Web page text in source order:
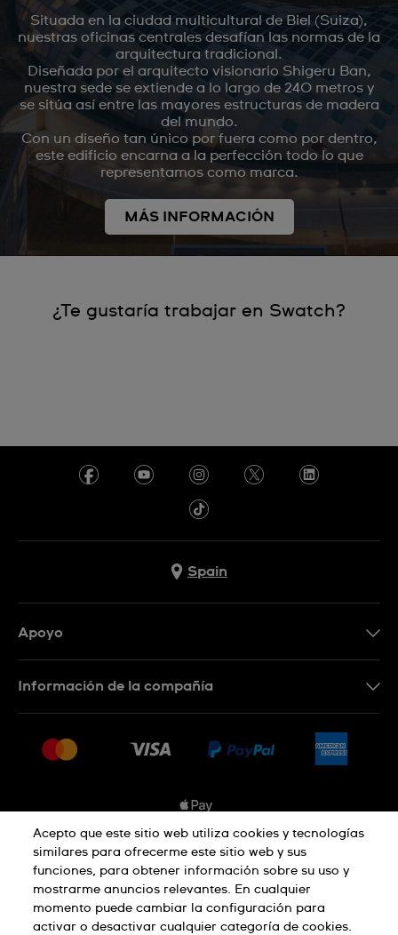
Situada en la ciudad multicultural de Biel (Suiza),
nuestras oficinas centrales desafían las normas de la
arquitectura tradicional.
Diseñada por el arquitecto visionario Shigeru Ban,
nuestra sede se extiende a lo largo de 240 metros y
se sitúa así entre las mayores estructuras de madera
del mundo.
Con un diseño tan único por fuera como por dentro,
este edificio encarna a la perfección todo lo que
representamos como marca.
MÁS INFORMACIÓN
¿Te gustaría trabajar en Swatch?
Spain
Apoyo
Preguntas frecuentes
Devoluciones
Sistema de información
Desistimiento del contrato
Información de la compañía
Empleo
Aviso de privacidad Aviso sobre cookies
Términos de uso
Acepto que este sitio web utiliza cookies y tecnologías
similares para ofrecerme este sitio web y sus
funciones, para obtener información sobre su uso y
mostrarme anuncios relevantes. En cualquier
momento puede cambiar la configuración para
activar o desactivar cualquier categoría de cookies.